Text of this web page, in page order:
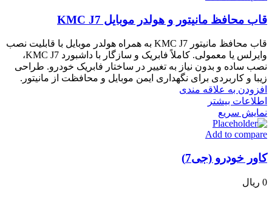
قاب محافظ مانیتور و هولدر موبایل KMC J7
قاب محافظ مانیتور KMC J7 به همراه هولدر موبایل با قابلیت نصب
وایرلس یا معمولی. کاملاً فابریک و سازگار با داشبورد KMC J7،
نصب ساده و بدون نیاز به تغییر در ساختار فابریک خودرو. طراحی
زیبا و کاربردی برای نگهداری ایمن موبایل و محافظت از مانیتور.
افزودن به علاقه مندی
اطلاعات بیشتر
نمایش سریع
Add to compare
کاور خودرو (جی7)
0 ریال